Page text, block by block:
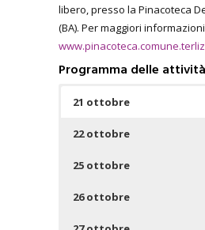
libero, presso la Pinacoteca
(BA). Per maggiori
Programma delle
21 ottobre
22 ottobre
25 ottobre
26 ottobre